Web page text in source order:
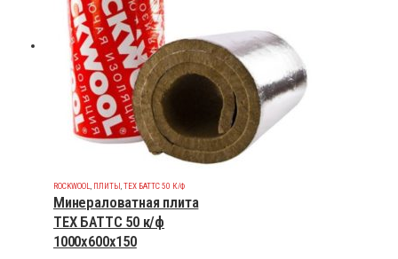
ROCKWOOL ПЛИТЫ ТЕХ БАТТС 50 К/Ф
Минераловатная плита
ТЕХ БАТТС 50 к/ф
1000x600x150